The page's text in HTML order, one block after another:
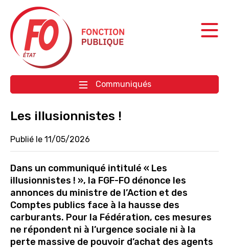
Aller à la navigation
Aller au contenu
Communiqués
Les illusionnistes !
Publié le 11/05/2026
Dans un communiqué intitulé « Les
illusionnistes ! », la FGF-FO dénonce les
annonces du ministre de l’Action et des
Comptes publics face à la hausse des
carburants. Pour la Fédération, ces mesures
ne répondent ni à l’urgence sociale ni à la
perte massive de pouvoir d’achat des agents